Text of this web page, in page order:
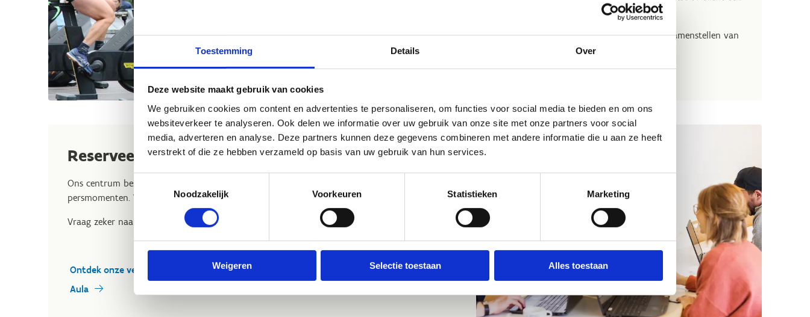
Toestemming Details Over
Deze website maakt gebruik van cookies
We gebruiken cookies om content en advertenties te personaliseren, om functies voor social media te bieden en om ons
websiteverkeer te analyseren. Ook delen we informatie over uw gebruik van onze site met onze partners voor social
media, adverteren en analyse. Deze partners kunnen deze gegevens combineren met andere informatie die u aan ze heeft
verstrekt of die ze hebben verzameld op basis van uw gebruik van hun services.
Noodzakelijk
Voorkeuren Statistieken Marketing
Weigeren Selectie toestaan Alles toestaan
Contacteer ons vrijblijvend voor meer informatie. Wij helpen je graag bij het samenstellen van
een programma op maat van jouw feest of evenement.
Reserveer een zaal
Ons centrum beschikt over verschillende zalen ideaal voor presentaties, vergaderingen of
persmomenten. We helpen je graag om je bijeenkomst tot een groot succes te maken.
Vraag zeker naar de voorzieningen die beschikbaar zijn voor onze verschillende ruimtes.
Ontdek onze vergaderlokalen
Aula